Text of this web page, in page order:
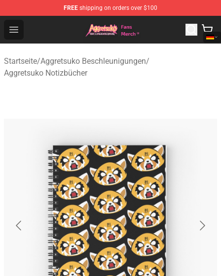
FREE shipping on orders over $100
Open menu
Aggretsuko Store - Official Aggretsuko Merchandise
Startseite/Aggretsuko Beschleunigungen/
Aggretsuko Notizbücher